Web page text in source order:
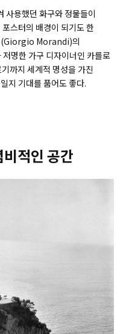
사용했던 화구와 정물들이
스터의 배경이 되기도 한
Giorgio Morandi)의
명한 가구 디자이너인 카를로
까지 세계적 명성을 가진
지 기대를 품어도 좋다.
적인 공간